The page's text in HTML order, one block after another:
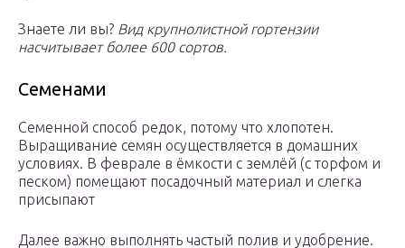
Знаете ли вы? Вид крупнолистной гортензии
насчитывает более 600 сортов.
Семенами
Семенной способ редок, потому что хлопотен.
Выращивание семян осуществляется в домашних
условиях. В феврале в ёмкости с землёй (с торфом и
песком) помещают посадочный материал и слегка
присыпают
Далее важно выполнять частый полив и удобрение.